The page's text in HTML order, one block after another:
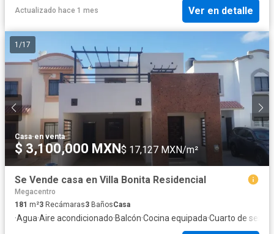
Actualizado hace 1 mes Ver en detalle
1 /17
Casa·en venta
$ 3,100,000 MXN$ 17,127 MXN/m²
Se Vende casa en Villa Bonita Residencial
Megacentro
181 m²3 Recámaras3 BañosCasa
·Agua·Aire acondicionado·Balcón·Cocina equipada·Cuarto de